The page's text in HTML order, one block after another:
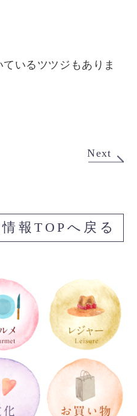
いるツツジもありま
Next
報TOPへ戻る